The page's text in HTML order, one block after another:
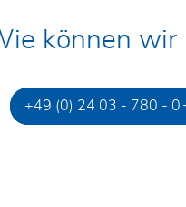
können wir
+49 (0) 24 03 - 780 - 0